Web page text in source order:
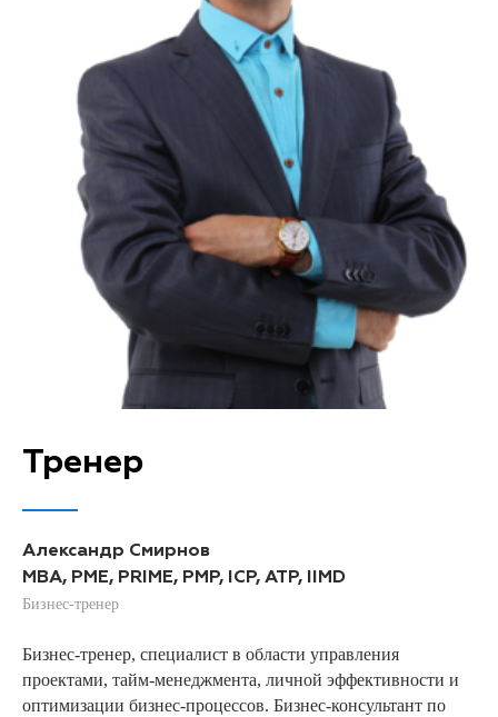
Тренер
Александр Смирнов
MBA, PME, PRIME, PMP, ICP, ATP, IIMD
Бизнес-тренер
Бизнес-тренер, специалист в области управления
проектами, тайм-менеджмента, личной эффективности и
оптимизации бизнес-процессов. Бизнес-консультант по